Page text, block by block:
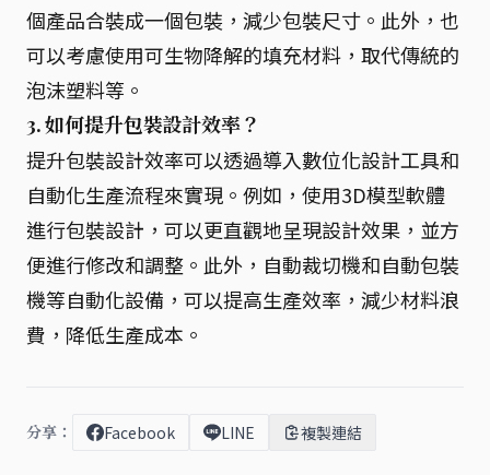
個產品合裝成一個包裝，減少包裝尺寸。此外，也
可以考慮使用可生物降解的填充材料，取代傳統的
泡沫塑料等。
3. 如何提升包裝設計效率？
提升包裝設計效率可以透過導入數位化設計工具和
自動化生產流程來實現。例如，使用3D模型軟體
進行包裝設計，可以更直觀地呈現設計效果，並方
便進行修改和調整。此外，自動裁切機和自動包裝
機等自動化設備，可以提高生產效率，減少材料浪
費，降低生產成本。
分享： Facebook LINE 複製連結